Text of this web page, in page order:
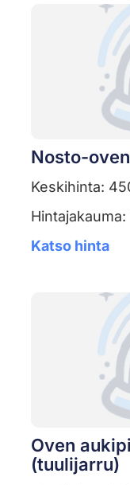
Nosto-
Keskihinta:
Katso hinta
Oven
(tuulijarru)